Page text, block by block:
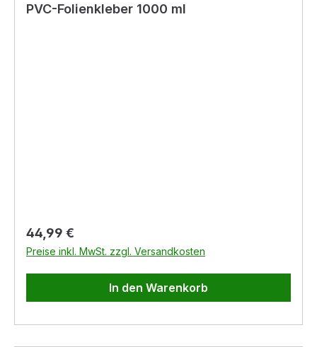
PVC-Folienkleber 1000 ml
Regulärer Preis:
44,99 €
Preise inkl. MwSt. zzgl. Versandkosten
In den Warenkorb